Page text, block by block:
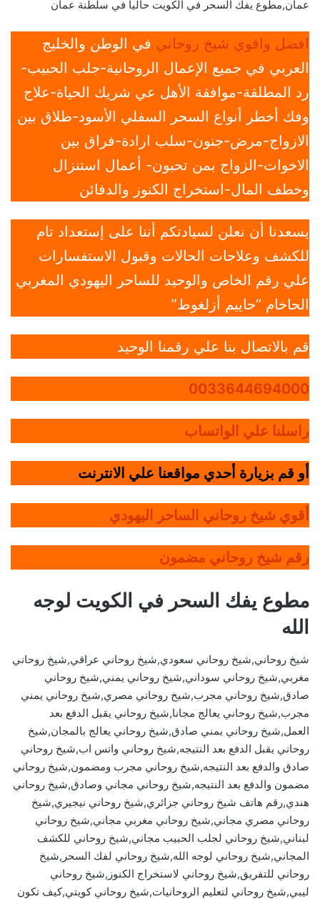
عمان,مطوع يفك السحر في الكويت حاليا في سلطنة عمان
افضل واقوي شيخ روحاني في الوطن والخليج
العربي في جميع الإعمال الروحانية-جلب الحبيب-
رد المطلقة-موافقة الأهل عي شريك الحياة-علاج
وفك أخطر أنواع السحر السفلي الأسود-طلاق بين
الازواج-مرض-جنون-سلب ارادة-فراق بين
الاخوات-الزواج بمن تحبون- أعمال استنزال
وخطف المال-استخراج الكنوز والدفائن
يسعدنا أن نعلن لسيادتكم أننا على إستعداد تام
للكشف وعلاجات الحالات وقبول الاستفسارات
علي رقم الخاص والوحيد للساحر اليهودي المغربي
الحاخام “حاييم أزلغوط”
قم بالاتصال بنا علي رقمنا الوحيد
0033644694000
راسلنا علي الواتساب
أو قم بزيارة أحدي مواقعنا علي الانترنت
أقوي شيخ روحاني الساحر اليهودي
رقم شيخ روحاني مضمون
مطوع يفك السحر في الكويت لوجه
الله
شيخ روحاني,شيخ روحاني سعودي,شيخ روحاني عراقي,شيخ روحاني
مغربي,شيخ روحاني سوداني,شيخ روحاني يمني,شيخ روحاني
صادق,شيخ روحاني مجرب,شيخ روحاني مصري,شيخ روحاني يمني
مجرب,شيخ روحاني يعالج مجانا,شيخ روحاني يقبل الدفع بعد
العمل,شيخ روحاني يمني صادق,شيخ روحاني يعالج بالمجان,شيخ
روحاني يقبل الدفع بعد النتيجه,شيخ روحاني واتس اب,شيخ روحاني
صادق والدفع بعد النتيجه,شيخ روحاني مجرب ومضمون,شيخ روحاني
مضمون والدفع بعد النتيجه,شيخ روحاني مجاني وصادق,شيخ روحاني
هندي,رقم هاتف شيخ روحاني جزائري,شيخ روحاني نيجيري,شيخ
روحاني مصري مجاني,شيخ روحاني مغربي مجاني,شيخ روحاني
لبناني,شيخ روحاني لجلب الحبيب مجاني,شيخ روحاني للكشف
المجاني,شيخ روحاني لوجه الله,شيخ روحاني لفك السحر,شيخ
روحاني للتفريق,شيخ روحاني لاستخراج الكنوز,شيخ روحاني
ليبي,شيخ روحاني لتعليم الروحانيات,شيخ روحاني كويتي,كيف تكون